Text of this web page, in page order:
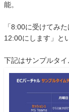
能。
「8:00に受けてみ
12:00にします」と
下記はサンプルタイ